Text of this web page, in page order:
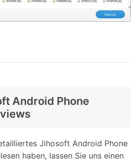
Android Phone
Jihosoft Android Phone
haben, lassen Sie uns einen